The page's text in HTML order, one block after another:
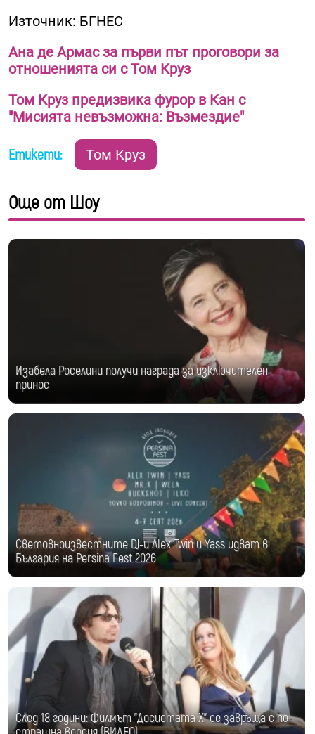
Източник: БГНЕС
Ана де Армас за първи път проговори за
отношенията си с Том Круз
Том Круз предизвика фурор в Кан с
"Мисията невъзможна: Възмездие"
Етикети: Том Круз
Още от Шоу
Изабела Роселини получи награда за изключителен
принос
Световноизвестните DJ-и Alex Twin и Yass идват в
България на Persina Fest 2026
След 18 години: Филмът "Досиетата Х" се завръща с по-